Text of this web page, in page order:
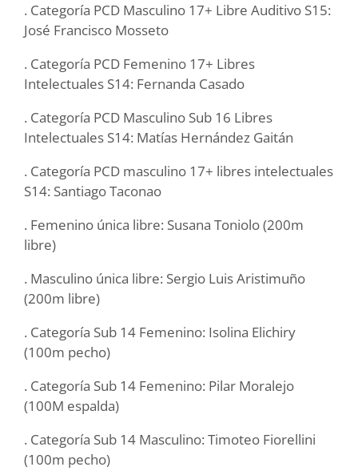
. Categoría PCD Masculino 17+ Libre Auditivo S15:
José Francisco Mosseto
. Categoría PCD Femenino 17+ Libres
Intelectuales S14: Fernanda Casado
. Categoría PCD Masculino Sub 16 Libres
Intelectuales S14: Matías Hernández Gaitán
. Categoría PCD masculino 17+ libres intelectuales
S14: Santiago Taconao
. Femenino única libre: Susana Toniolo (200m
libre)
. Masculino única libre: Sergio Luis Aristimuño
(200m libre)
. Categoría Sub 14 Femenino: Isolina Elichiry
(100m pecho)
. Categoría Sub 14 Femenino: Pilar Moralejo
(100M espalda)
. Categoría Sub 14 Masculino: Timoteo Fiorellini
(100m pecho)